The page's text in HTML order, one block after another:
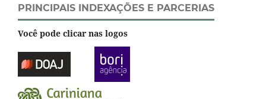
PRINCIPAIS INDEXAÇÕES E PARCERIAS
Você pode clicar nas logos